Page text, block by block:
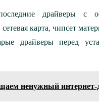
драйверы с
сетевая карта, чипсет
драйверы перед
ненужный интернет-